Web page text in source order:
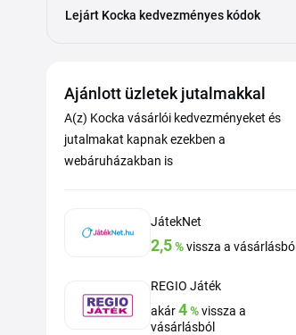
Lejárt Kocka kedvezményes kódok
Ajánlott üzletek jutalmakkal
A(z) Kocka vásárlói kedvezményeket és
jutalmakat kapnak ezekben a
webáruházakban is
JátekNet
2,5%vissza a vásárlásból
REGIO Játék
akár4%vissza a
vásárlásból